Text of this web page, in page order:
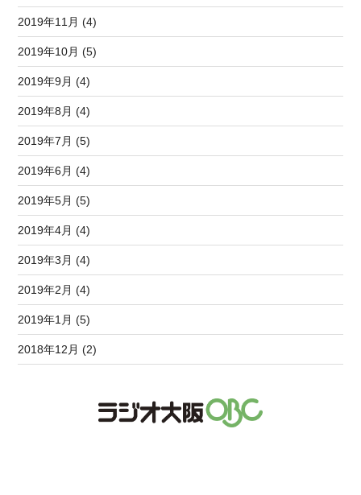
2019年11月 (4)
2019年10月 (5)
2019年9月 (4)
2019年8月 (4)
2019年7月 (5)
2019年6月 (4)
2019年5月 (5)
2019年4月 (4)
2019年3月 (4)
2019年2月 (4)
2019年1月 (5)
2018年12月 (2)